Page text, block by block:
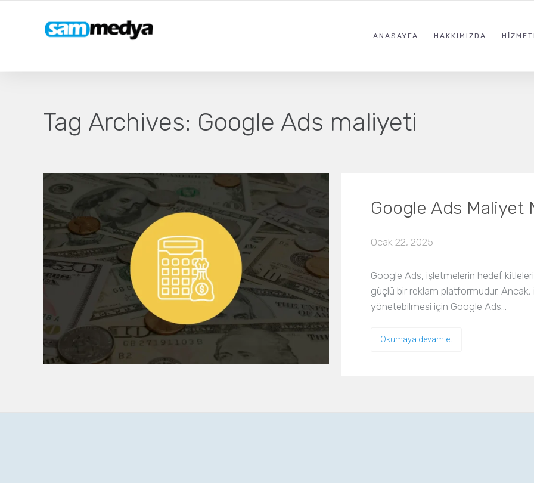
ANASAYFA HAKKIMIZDA
Tag Archives: Google Ads maliyeti
Google Ads Maliyet
Ocak 22, 2025
Google Ads, işletmelerin hedef
güçlü bir reklam platformudur.
yönetebilmesi için Google Ads…
Okumaya devam et